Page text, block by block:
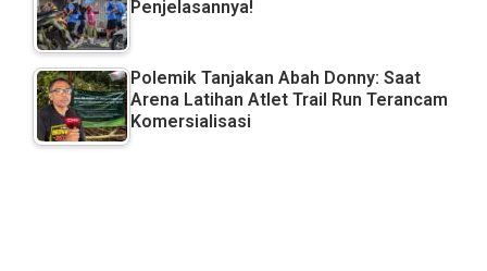
Penjelasannya!
Polemik Tanjakan Abah Donny: Saat
Arena Latihan Atlet Trail Run Terancam
Komersialisasi